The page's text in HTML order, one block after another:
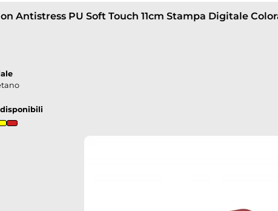
Antistress PU Soft Touch 11cm Stampa Digitale